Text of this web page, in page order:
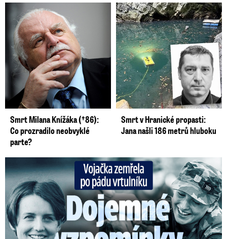
Smrt Milana Knížáka (†86):
Co prozradilo neobvyklé
parte?
Smrt v Hranické propasti:
Jana našli 186 metrů hluboku
Vojačka zemřela po pádu vrtulníku: Dojemné vzpomínky na ...